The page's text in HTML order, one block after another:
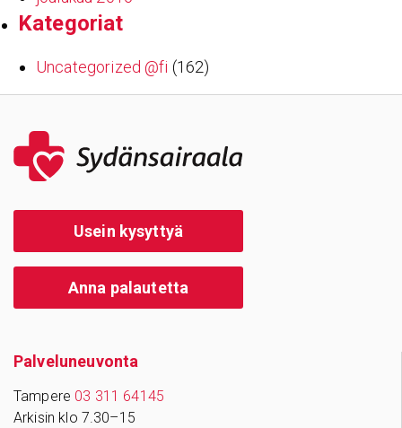
Kate­go­riat
Uncategorized @fi (162)
Usein kysyttyä
Anna palautetta
Palve­lu­neu­vonta
Tampere 03 311 64145
Arkisin klo 7.30–15